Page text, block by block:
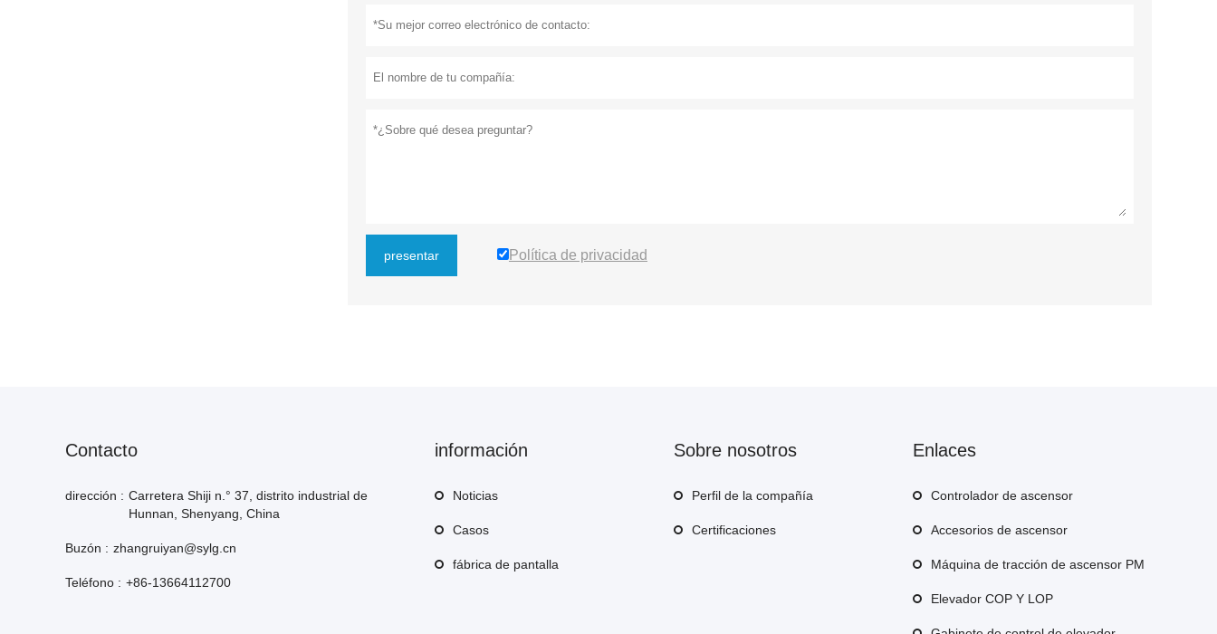
presentar Política de privacidad
Contacto
dirección : Carretera Shiji n.° 37, distrito industrial de
Hunnan, Shenyang, China
Buzón : zhangruiyan@sylg.cn
Teléfono : +86-13664112700
información
Noticias
Casos
fábrica de pantalla
Sobre nosotros
Perfil de la compañía
Certificaciones
Enlaces
Controlador de ascensor
Accesorios de ascensor
Máquina de tracción de ascensor PM
Elevador COP Y LOP